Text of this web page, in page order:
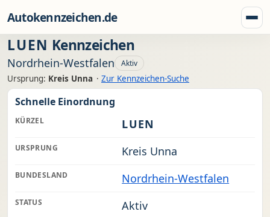
Autokennzeichen.de
LUEN Kennzeichen
Nordrhein-Westfalen Aktiv
Ursprung: Kreis Unna · Zur Kennzeichen-Suche
Schnelle Einordnung
KÜRZEL LUEN
URSPRUNG Kreis Unna
BUNDESLAND Nordrhein-Westfalen
STATUS Aktiv